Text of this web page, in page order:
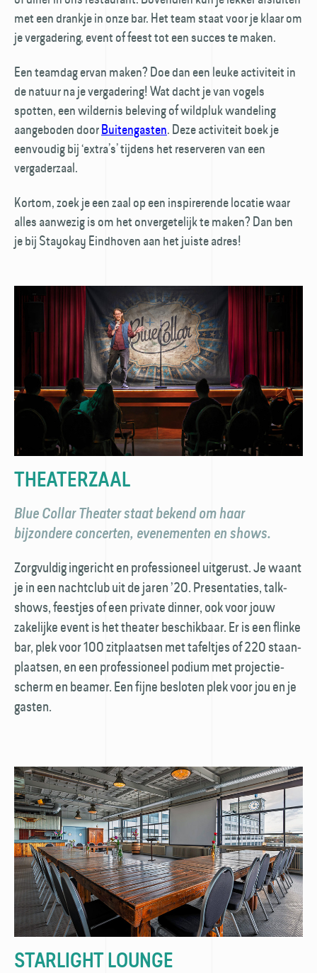
met een drankje in onze bar. Het team staat voor je klaar om
je vergadering, event of feest tot een succes te maken.
Een teamdag ervan maken? Doe dan een leuke activiteit in
de natuur na je vergadering! Wat dacht je van vogels
spotten, een wildernis beleving of wildpluk wandeling
aangeboden doorBuitengasten. Deze activiteit boek je
eenvoudig bij ‘extra’s’ tijdens het reserveren van een
vergaderzaal.
Kortom, zoek je een zaal op een inspirerende locatie waar
alles aanwezig is om het onvergetelijk te maken? Dan ben
je bij Stayokay Eindhoven aan het juiste adres!
THEATER­ZAAL
Blue Collar Theater staat bekend om haar
bijzondere concerten, evenementen en shows.
Zorgvuldig ingericht en professioneel uitgerust. Je waant
je in een nacht­club uit de jaren ’20. Presentaties, talk­
shows, feestjes of een private dinner, ook voor jouw
zakelijke event is het theater beschikbaar. Er is een flinke
bar, plek voor 100 zit­plaatsen met tafeltjes of 220 staan­
plaatsen, en een professioneel podium met projectie­
scherm en beamer. Een fijne besloten plek voor jou en je
gasten.
STARLIGHT LOUNGE